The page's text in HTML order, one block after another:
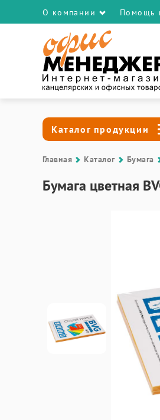
О компании Помощь
Каталог продукции
Главная Каталог Бумага
Бумага цветная